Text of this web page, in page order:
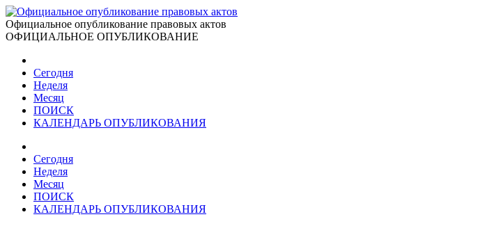
Официальное опубликование правовых актов
ОФИЦИАЛЬНОЕ ОПУБЛИКОВАНИЕ
Сегодня
Неделя
Месяц
ПОИСК
КАЛЕНДАРЬ ОПУБЛИКОВАНИЯ
Сегодня
Неделя
Месяц
ПОИСК
КАЛЕНДАРЬ ОПУБЛИКОВАНИЯ